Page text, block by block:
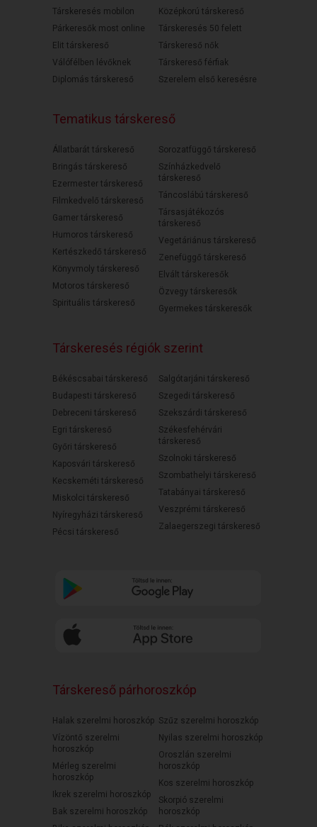
Társkeresés mobilon
Párkeresők most online
Elit társkereső
Válófélben lévőknek
Diplomás társkereső
Középkorú társkereső
Társkeresés 50 felett
Társkereső nők
Társkereső férfiak
Szerelem első keresésre
Tematikus társkereső
Állatbarát társkereső
Bringás társkereső
Ezermester társkereső
Filmkedvelő társkereső
Gamer társkereső
Humoros társkereső
Kertészkedő társkereső
Könyvmoly társkereső
Motoros társkereső
Spirituális társkereső
Sorozatfüggő társkereső
Színházkedvelő
társkereső
Táncoslábú társkereső
Társasjátékozós
társkereső
Vegetáriánus társkereső
Zenefüggő társkereső
Elvált társkeresők
Özvegy társkeresők
Gyermekes társkeresők
Társkeresés régiók szerint
Békéscsabai társkereső
Budapesti társkereső
Debreceni társkereső
Egri társkereső
Győri társkereső
Kaposvári társkereső
Kecskeméti társkereső
Miskolci társkereső
Nyíregyházi társkereső
Pécsi társkereső
Salgótarjáni társkereső
Szegedi társkereső
Szekszárdi társkereső
Székesfehérvári
társkereső
Szolnoki társkereső
Szombathelyi társkereső
Tatabányai társkereső
Veszprémi társkereső
Zalaegerszegi társkereső
Társkereső párhoroszkóp
Halak szerelmi horoszkóp
Vízöntő szerelmi
horoszkóp
Mérleg szerelmi
horoszkóp
Ikrek szerelmi horoszkóp
Bak szerelmi horoszkóp
Szűz szerelmi horoszkóp
Nyilas szerelmi horoszkóp
Oroszlán szerelmi
horoszkóp
Kos szerelmi horoszkóp
Skorpió szerelmi
horoszkóp